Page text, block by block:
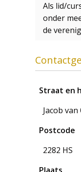
Als lid/
onder
de
Straat en
Jacob
Postcode
2282 HS